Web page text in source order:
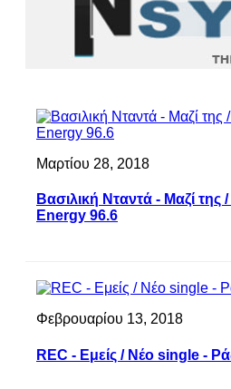
Μαρτίου 28, 2018
Βασιλική Νταντά - Μαζί
Energy 96.6
Φεβρουαρίου 13, 2018
REC - Εμείς / Νέο single -